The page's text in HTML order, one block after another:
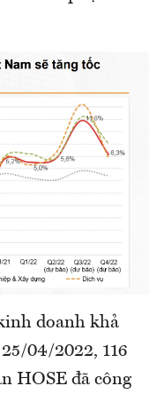
doanh khả
04/2022, 116
HOSE đã công